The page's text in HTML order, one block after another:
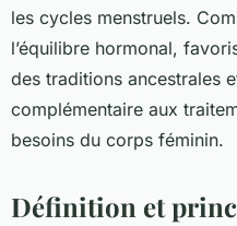
les cycles menstruels.
l’équilibre hormonal,
des traditions ancestrales
complémentaire aux
besoins du corps féminin.
Définition et